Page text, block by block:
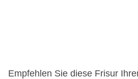
Empfehlen Sie diese Frisur